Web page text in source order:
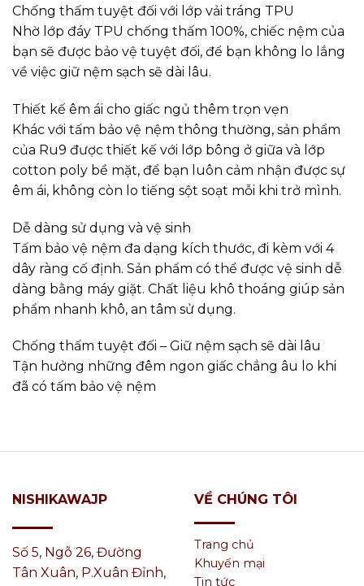
Chống thấm tuyệt đối với lớp vải tráng TPU
Nhờ lớp đáy TPU chống thấm 100%, chiếc nệm của
bạn sẽ được bảo vệ tuyệt đối, để bạn không lo lắng
về việc giữ nệm sạch sẽ dài lâu.
Thiết kế êm ái cho giấc ngủ thêm trọn vẹn
Khác với tấm bảo vệ nệm thông thường, sản phẩm
của Ru9 được thiết kế với lớp bông ở giữa và lớp
cotton poly bề mặt, để bạn luôn cảm nhận được sự
êm ái, không còn lo tiếng sột soạt mỗi khi trở mình.
Dễ dàng sử dụng và vệ sinh
Tấm bảo vệ nệm đa dạng kích thước, đi kèm với 4
dây ràng cố định. Sản phẩm có thể được vệ sinh dễ
dàng bằng máy giặt. Chất liệu khô thoáng giúp sản
phẩm nhanh khô, an tâm sử dụng.
Chống thấm tuyệt đối – Giữ nệm sạch sẽ dài lâu
Tận hưởng những đêm ngon giấc chẳng âu lo khi
đã có tấm bảo vệ nệm
NISHIKAWAJP
Số 5, Ngõ 26, Đường
Tân Xuân, P.Xuân Đỉnh,
VỀ CHÚNG TÔI
Trang chủ
Khuyến mại
Tin tức